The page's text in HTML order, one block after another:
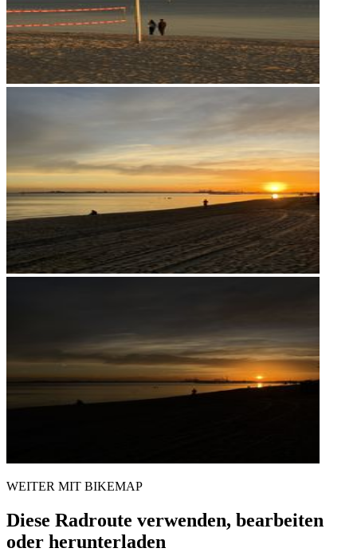
WEITER MIT BIKEMAP
Diese Radroute verwenden, bearbeiten
oder herunterladen